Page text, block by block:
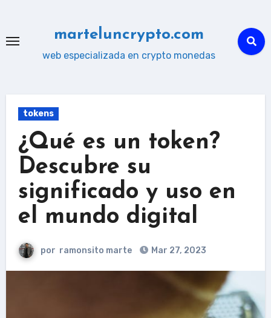
contenido
marteluncrypto.com
web especializada en crypto monedas
tokens
¿Qué es un token?
Descubre su
significado y uso en
el mundo digital
por ramonsito marte Mar 27, 2023